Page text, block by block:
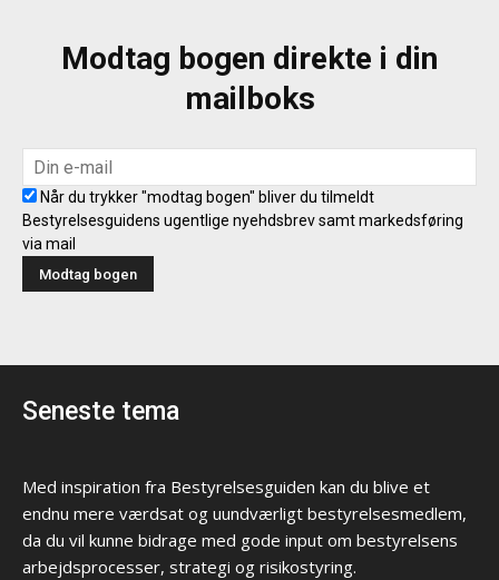
Modtag bogen direkte i din
mailboks
Når du trykker "modtag bogen" bliver du tilmeldt
Bestyrelsesguidens ugentlige nyehdsbrev samt markedsføring
via mail
Seneste tema
Med inspiration fra Bestyrelsesguiden kan du blive et
endnu mere værdsat og uundværligt bestyrelsesmedlem,
da du vil kunne bidrage med gode input om bestyrelsens
arbejdsprocesser, strategi og risikostyring.